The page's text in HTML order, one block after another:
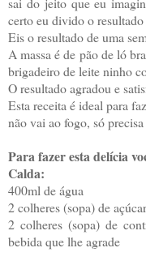
certo eu divido o
Eis o resultado de uma
A massa é de pão de ló
brigadeiro de leite ninho
O resultado agradou e
Esta receita é ideal para
não vai ao fogo, só precisa
Para fazer esta delícia
Calda:
400ml de água
2 colheres (sopa) de açúcar
2 colheres (sopa) de
bebida que lhe agrade